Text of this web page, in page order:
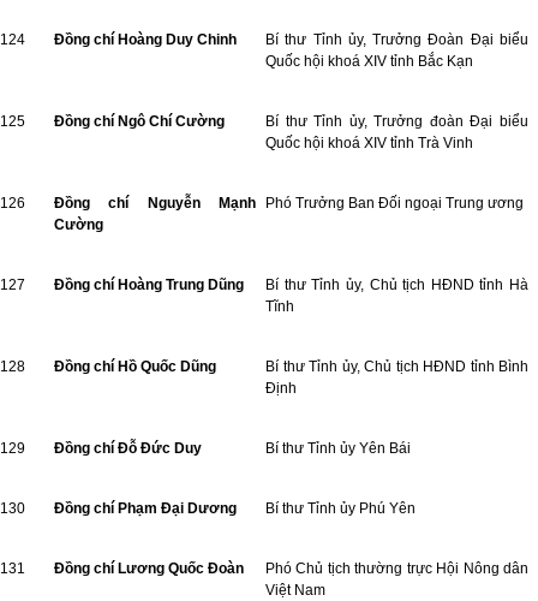
124 Đồng chí Hoàng Duy Chinh
Bí thư Tỉnh ủy, Trưởng Đoàn Đại biểu
Quốc hội khoá XIV tỉnh Bắc Kạn
125 Đồng chí Ngô Chí Cường
Bí thư Tỉnh ủy, Trưởng đoàn Đại biểu
Quốc hội khoá XIV tỉnh Trà Vinh
126
Đồng chí Nguyễn Mạnh
Cường
Phó Trưởng Ban Đối ngoại Trung ương
127 Đồng chí Hoàng Trung Dũng
Bí thư Tỉnh ủy, Chủ tịch HĐND tỉnh Hà
Tĩnh
128 Đồng chí Hồ Quốc Dũng
Bí thư Tỉnh ủy, Chủ tịch HĐND tỉnh Bình
Định
129 Đồng chí Đỗ Đức Duy Bí thư Tỉnh ủy Yên Bái
130 Đồng chí Phạm Đại Dương Bí thư Tỉnh ủy Phú Yên
131 Đồng chí Lương Quốc Đoàn
Phó Chủ tịch thường trực Hội Nông dân
Việt Nam